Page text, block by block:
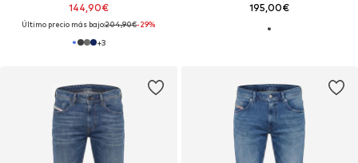
144,90€
Último precio más bajo:204,90€-29%
+3
195,00€